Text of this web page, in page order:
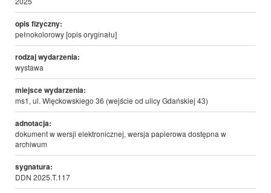
opis fizyczny:
pełnokolorowy [opis oryginału]
rodzaj wydarzenia:
wystawa
miejsce wydarzenia:
ms1, ul. Więckowskiego 36 (wejście od ulicy Gdańskiej 43)
adnotacja:
dokument w wersji elektronicznej, wersja papierowa dostępna w
archiwum
sygnatura:
DDN 2025.T.117